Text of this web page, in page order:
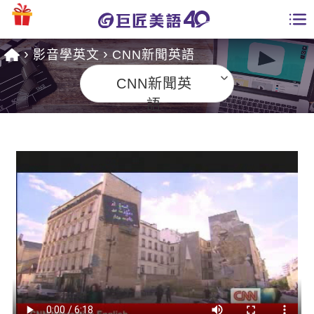
課程總覽
英文會話
商用英文
英文檢定
TOEIC 多益課程
能力養成
全國分校
免費資源
英文部落格
多益秒學堂
師資團隊
學習分享
學員專區
影音學英文 CNN新聞英語
CNN新聞英
語